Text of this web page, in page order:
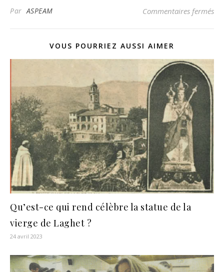
ParASPEAM Commentaires fermés
VOUS POURRIEZ AUSSI AIMER
Qu’est-ce qui rend célèbre la statue de la
vierge de Laghet ?
24 avril 2023